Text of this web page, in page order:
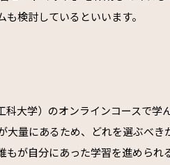
検討しているといいます。
大学）のオンラインコースで学
量にあるため、どれを選ぶべき
もが自分にあった学習を進められ